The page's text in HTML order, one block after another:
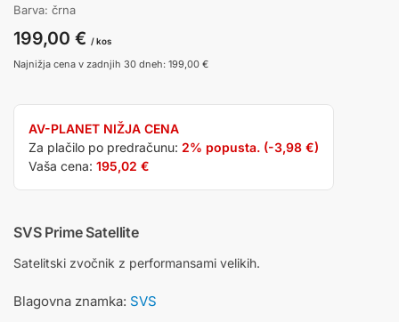
Barva: črna
199,00 € / kos
Najnižja cena v zadnjih 30 dneh: 199,00 €
AV-PLANET NIŽJA CENA
Za plačilo po predračunu: 2% popusta. (-3,98 €)
Vaša cena: 195,02 €
SVS Prime Satellite
Satelitski zvočnik z performansami velikih.
Blagovna znamka: SVS